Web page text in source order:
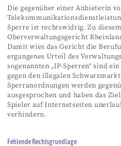
Die gegenüber einer Anbieterin
Sperre ist rechtswidrig. Zu
Oberverwaltungsgericht
Damit wies das Gericht die
ergangenes Urteil des
sogenannten „IP-Sperren“ sind
gegen den illegalen
Sperranordnungen werden
ausgesprochen und haben das
Spieler auf Internetseiten
verhindern.
Fehlende Rechtsgrundlage